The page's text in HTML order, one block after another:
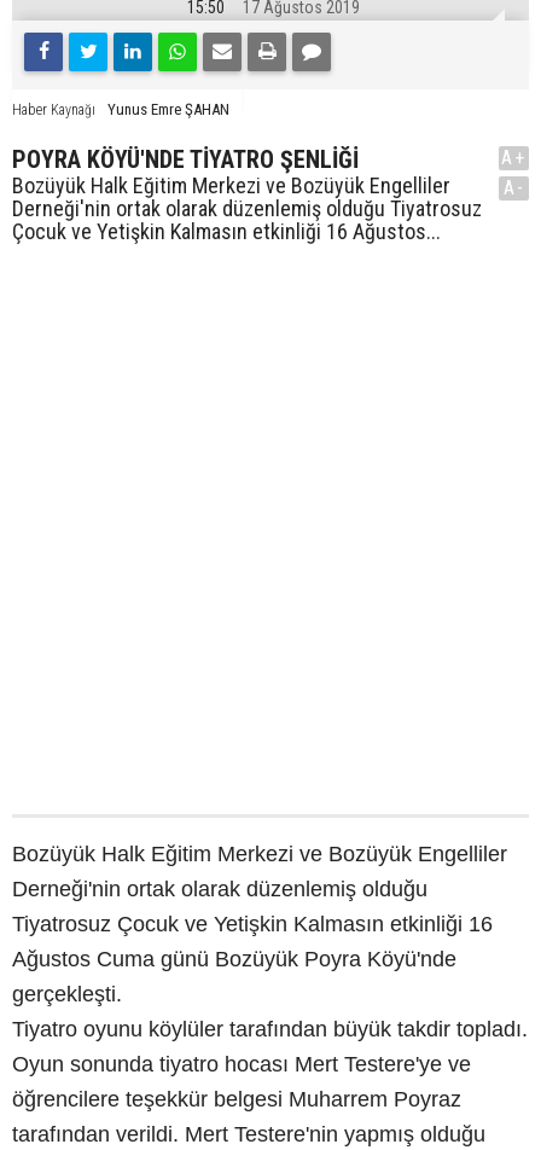
15:50 17 Ağustos 2019
Haber Kaynağı Yunus Emre ŞAHAN
POYRA KÖYÜ'NDE TİYATRO ŞENLİĞİ
Bozüyük Halk Eğitim Merkezi ve Bozüyük Engelliler
Derneği'nin ortak olarak düzenlemiş olduğu Tiyatrosuz
Çocuk ve Yetişkin Kalmasın etkinliği 16 Ağustos...
A+
A-
Bozüyük Halk Eğitim Merkezi ve Bozüyük Engelliler
Derneği'nin ortak olarak düzenlemiş olduğu
Tiyatrosuz Çocuk ve Yetişkin Kalmasın etkinliği 16
Ağustos Cuma günü Bozüyük Poyra Köyü'nde
gerçekleşti.
Tiyatro oyunu köylüler tarafından büyük takdir topladı.
Oyun sonunda tiyatro hocası Mert Testere'ye ve
öğrencilere teşekkür belgesi Muharrem Poyraz
tarafından verildi. Mert Testere'nin yapmış olduğu